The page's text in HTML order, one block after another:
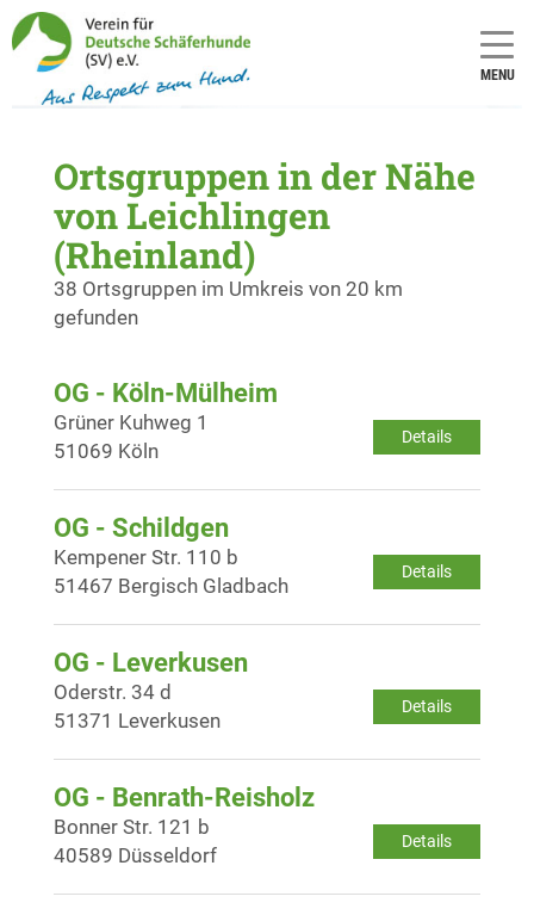
MENU
Ortsgruppen in der Nähe
von Leichlingen
(Rheinland)
38 Ortsgruppen im Umkreis von 20 km
gefunden
OG - Köln-Mülheim
Details
Grüner Kuhweg 1
51069 Köln
OG - Schildgen
Details
Kempener Str. 110 b
51467 Bergisch Gladbach
OG - Leverkusen
Details
Oderstr. 34 d
51371 Leverkusen
OG - Benrath-Reisholz
Details
Bonner Str. 121 b
40589 Düsseldorf